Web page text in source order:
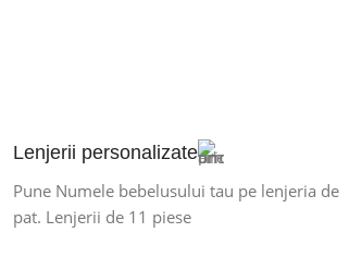
Lenjerii personalizate
Pune Numele bebelusului tau pe lenjeria de
pat. Lenjerii de 11 piese